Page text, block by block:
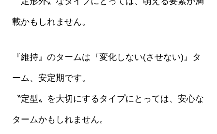
載かもしれません。
『維持』のタームは『変化しない(させない)』タ
ーム、安定期です。
〝定型〟を大切にするタイプにとっては、安心な
タームかもしれません。